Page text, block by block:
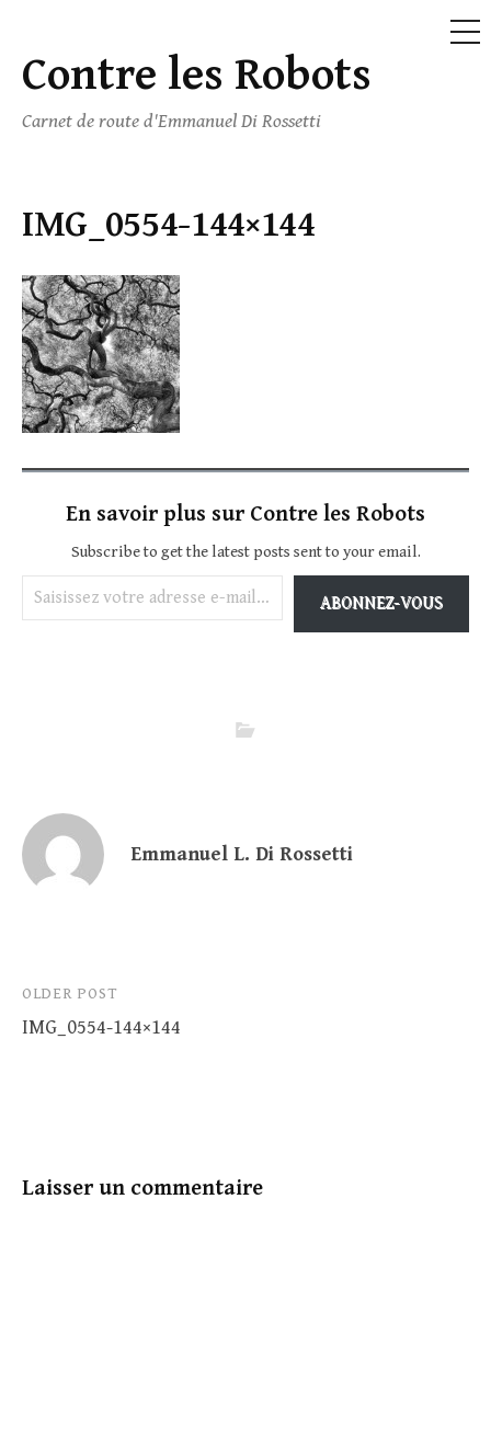
Skip
to
content
Contre les Robots
Carnet de route d'Emmanuel Di Rossetti
IMG_0554-144×144
En savoir plus sur Contre les Robots
Subscribe to get the latest posts sent to your email.
Saisissez votre adresse e-mail…
ABONNEZ-VOUS
Emmanuel L. Di Rossetti
Post
navigation
OLDER POST
IMG_0554-144×144
Laisser un commentaire